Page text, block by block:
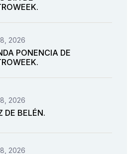
2026
PONENCIA DE
2026
DE BELÉN.
2026